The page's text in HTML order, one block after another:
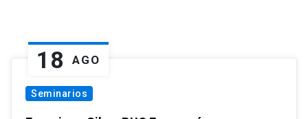
18 AGO
Seminarios